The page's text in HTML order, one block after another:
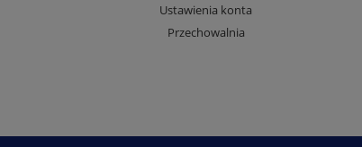
Ustawienia konta
Przechowalnia